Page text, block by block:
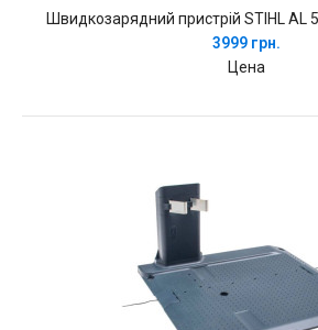
Швидкозарядний пристрій STIHL AL
3999 грн.
Цена